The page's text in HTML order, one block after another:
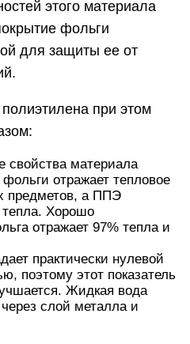
этого материала
фольги
для защиты ее от
при этом
свойства материала
отражает тепловое
предметов, а ППЭ
тепла. Хорошо
отражает 97% тепла и
практически нулевой
поэтому этот показатель
Жидкая вода
слой металла и